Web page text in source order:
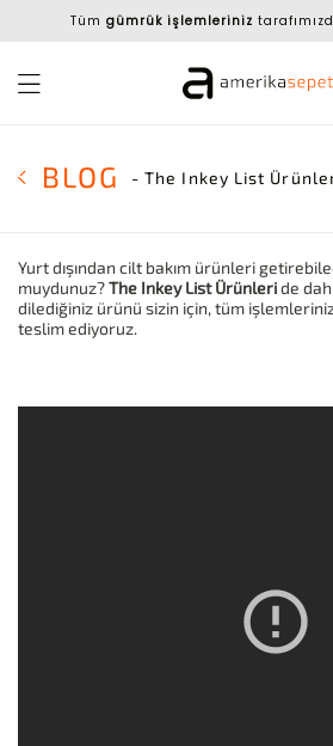
Tüm gümrük işlemleriniz
BLOG - The Inkey List
Yurt dışından cilt bakım ürünleri
muydunuz?The Inkey List Ürünleride
dilediğiniz ürünü sizin için, tüm
teslim ediyoruz.